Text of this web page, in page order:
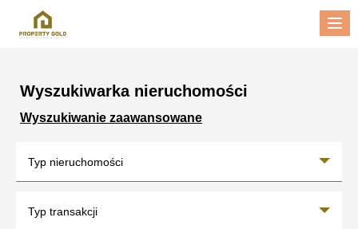
Wyszukiwarka nieruchomości
Wyszukiwanie zaawansowane
Typ nieruchomości
Typ transakcji